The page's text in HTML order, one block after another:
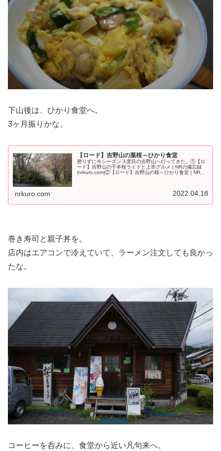
下山後は、ひかり食堂へ。
3ヶ月振りかな。
【ロード】吉野山の葉桜～ひかり食堂
懲りずに今シーズン３度目の吉野山へ行ってきた。①【ロ
ード】吉野山の千本桜ライドと上市グルメ | NRの備忘録
(nrkuro.com)②【ロード】吉野山の桜～ひかり食堂 | NRの
nrkuro.com 2022.04.18
巻き寿司と親子丼を。
店内はエアコンで冷えていて、ラーメン注文しても良かっ
たな。
コーヒーを呑みに、食堂から近い凡句来へ。